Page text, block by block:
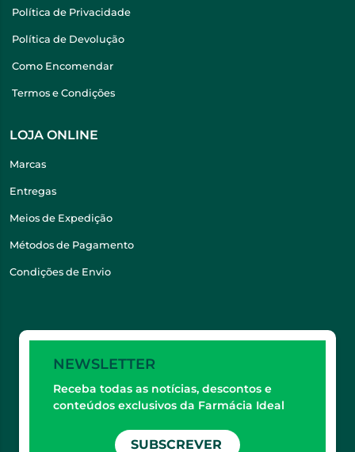
Política de Privacidade
Política de Devolução
Como Encomendar
Termos e Condições
LOJA ONLINE
Marcas
Entregas
Meios de Expedição
Métodos de Pagamento
Condições de Envio
NEWSLETTER
Receba todas as notícias, descontos e
conteúdos exclusivos da Farmácia Ideal
SUBSCREVER